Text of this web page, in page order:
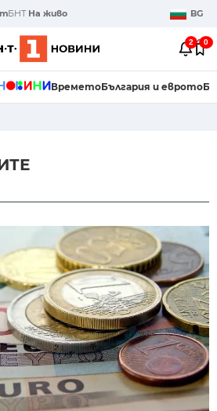
БНТ На живо BG
2 0
ВреметоБългария и еврото